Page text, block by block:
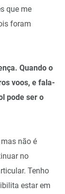
que me
foram
Quando o
voos, e fala-
pode ser o
não é
no
Tenho
estar em